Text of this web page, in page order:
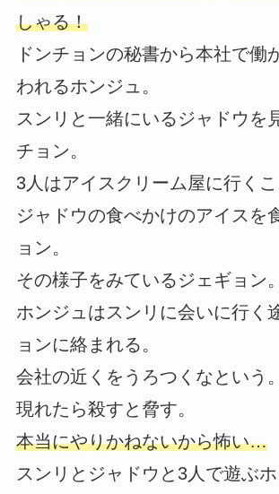
しゃる！
ドンチョンの秘書から本社で働
われるホンジュ。
スンリと一緒にいるジャドウを
チョン。
3人はアイスクリーム屋に行くこ
ジャドウの食べかけのアイスを
ョン。
その様子をみているジェギョン。
ホンジュはスンリに会いに行く
ョンに絡まれる。
会社の近くをうろつくなという
現れたら殺すと脅す。
本当にやりかねないから怖い…
スンリとジャドウと3人で遊ぶホ